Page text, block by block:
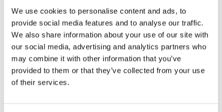
We use cookies to personalise content and ads, to
provide social media features and to analyse our traffic.
We also share information about your use of our site with
our social media, advertising and analytics partners who
may combine it with other information that you’ve
provided to them or that they’ve collected from your use
of their services.
MÅTT OCH SPECIFIKATIONER
Visa alla produkter från Redlunds
RELATERADE PRODUKTER